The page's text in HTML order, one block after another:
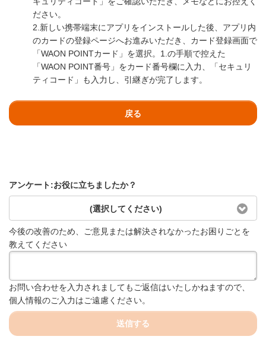
ださい。
2.新しい携帯端末にアプリをインストールした後、アプリ内
のカードの登録ページへお進みいただき、カード登録画面で
「WAON POINTカード」を選択。1.の手順で控えた
「WAON POINT番号」をカード番号欄に入力、「セキュリ
ティコード」も入力し、引継ぎが完了します。
戻る
アンケート:お役に立ちましたか？
(選択してください)
今後の改善のため、ご意見または解決されなかったお困りごとを
教えてください
お問い合わせを入力されましてもご返信はいたしかねますので、
個人情報のご入力はご遠慮ください。
送信する